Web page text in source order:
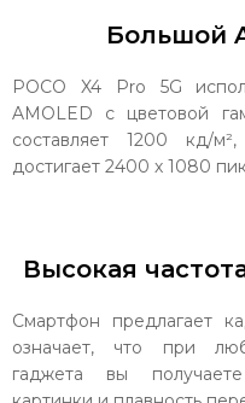
Большой
POCO X4 Pro 5G
AMOLED с цветовой
составляет 1200 кд/
достигает 2400 х 1080
Высокая
Смартфон предлагает
означает, что при
гаджета вы